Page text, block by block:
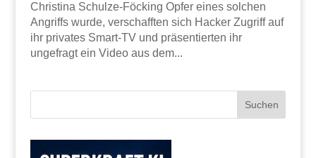
Christina Schulze-Föcking Opfer eines solchen
Angriffs wurde, verschafften sich Hacker Zugriff auf
ihr privates Smart-TV und präsentierten ihr
ungefragt ein Video aus dem...